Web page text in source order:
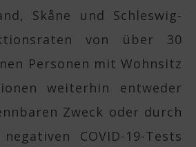
Skåne und Schleswig-
von über 30
Personen mit Wohnsitz
weiterhin entweder
Zweck oder durch
COVID-19-Tests